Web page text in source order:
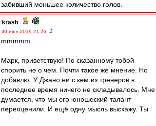
забивший меньшее количество голов.
krash -
30 июн 2019 21:26
mmmmm
Марк, приветствую! По сказанному тобой
спорить не о чем. Почти такое же мнение. Но
добавлю. У Джано ни с кем из тренеров в
последнее время ничего не складывалось. Мне
думается, что мы его юношеский талант
переоценили. И ещё одну мысль выскажу. Ты